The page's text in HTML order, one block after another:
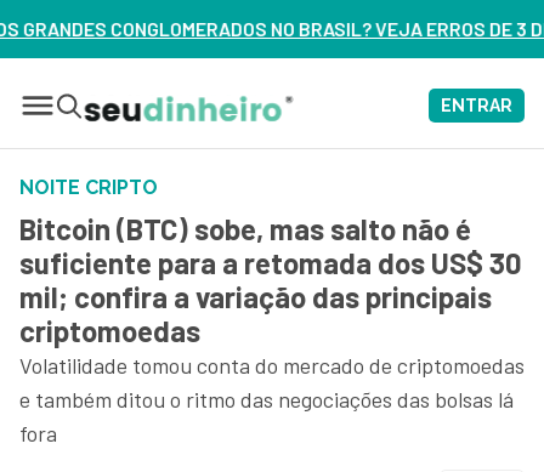
NO BRASIL? VEJA ERROS DE 3 DELES – ASSISTA AGORA
ENTRAR
NOITE CRIPTO
Bitcoin (BTC) sobe, mas salto não é
suficiente para a retomada dos US$ 30
mil; confira a variação das principais
criptomoedas
Volatilidade tomou conta do mercado de criptomoedas
e também ditou o ritmo das negociações das bolsas lá
fora